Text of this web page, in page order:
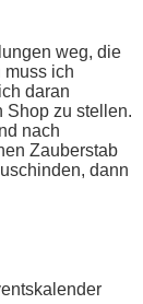
weg, die
muss ich
daran
Shop zu stellen.
nach
Zauberstab
dann